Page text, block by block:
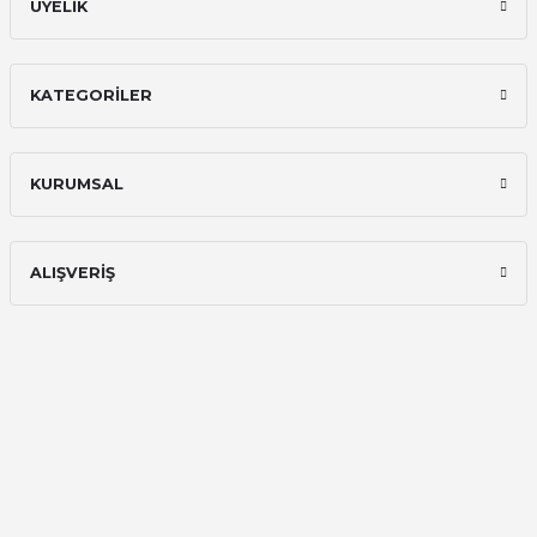
ÜYELİK
KATEGORİLER
KURUMSAL
ALIŞVERİŞ